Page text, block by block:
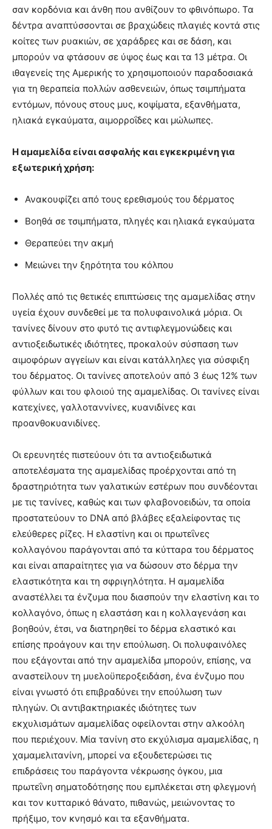
σαν κορδόνια και άνθη που ανθίζουν το φθινόπωρο. Τα
δέντρα αναπτύσσονται σε βραχώδεις πλαγιές κοντά στις
κοίτες των ρυακιών, σε χαράδρες και σε δάση, και
μπορούν να φτάσουν σε ύψος έως και τα 13 μέτρα. Οι
ιθαγενείς της Αμερικής το χρησιμοποιούν παραδοσιακά
για τη θεραπεία πολλών ασθενειών, όπως τσιμπήματα
εντόμων, πόνους στους μυς, κοψίματα, εξανθήματα,
ηλιακά εγκαύματα, αιμορροΐδες και μώλωπες.
Η αμαμελίδα είναι ασφαλής και εγκεκριμένη για
εξωτερική χρήση:
Ανακουφίζει από τους ερεθισμούς του δέρματος
Βοηθά σε τσιμπήματα, πληγές και ηλιακά εγκαύματα
Θεραπεύει την ακμή
Μειώνει την ξηρότητα του κόλπου
Πολλές από τις θετικές επιπτώσεις της αμαμελίδας στην
υγεία έχουν συνδεθεί με τα πολυφαινολικά μόρια. Οι
τανίνες δίνουν στο φυτό τις αντιφλεγμονώδεις και
αντιοξειδωτικές ιδιότητες, προκαλούν σύσπαση των
αιμοφόρων αγγείων και είναι κατάλληλες για σύσφιξη
του δέρματος. Οι τανίνες αποτελούν από 3 έως 12% των
φύλλων και του φλοιού της αμαμελίδας. Οι τανίνες είναι
κατεχίνες, γαλλοταννίνες, κυανιδίνες και
προανθοκυανιδίνες.
Οι ερευνητές πιστεύουν ότι τα αντιοξειδωτικά
αποτελέσματα της αμαμελίδας προέρχονται από τη
δραστηριότητα των γαλατικών εστέρων που συνδέονται
με τις τανίνες, καθώς και των φλαβονοειδών, τα οποία
προστατεύουν το DNA από βλάβες εξαλείφοντας τις
ελεύθερες ρίζες. Η ελαστίνη και οι πρωτεΐνες
κολλαγόνου παράγονται από τα κύτταρα του δέρματος
και είναι απαραίτητες για να δώσουν στο δέρμα την
ελαστικότητα και τη σφριγηλότητα. Η αμαμελίδα
αναστέλλει τα ένζυμα που διασπούν την ελαστίνη και το
κολλαγόνο, όπως η ελαστάση και η κολλαγενάση και
βοηθούν, έτσι, να διατηρηθεί το δέρμα ελαστικό και
επίσης προάγουν και την επούλωση. Οι πολυφαινόλες
που εξάγονται από την αμαμελίδα μπορούν, επίσης, να
αναστείλουν τη μυελοϋπεροξειδάση, ένα ένζυμο που
είναι γνωστό ότι επιβραδύνει την επούλωση των
πληγών. Οι αντιβακτηριακές ιδιότητες των
εκχυλισμάτων αμαμελίδας οφείλονται στην αλκοόλη
που περιέχουν. Μία τανίνη στο εκχύλισμα αμαμελίδας, η
χαμαμελιτανίνη, μπορεί να εξουδετερώσει τις
επιδράσεις του παράγοντα νέκρωσης όγκου, μια
πρωτεΐνη σηματοδότησης που εμπλέκεται στη φλεγμονή
και τον κυτταρικό θάνατο, πιθανώς, μειώνοντας το
πρήξιμο, τον κνησμό και τα εξανθήματα.